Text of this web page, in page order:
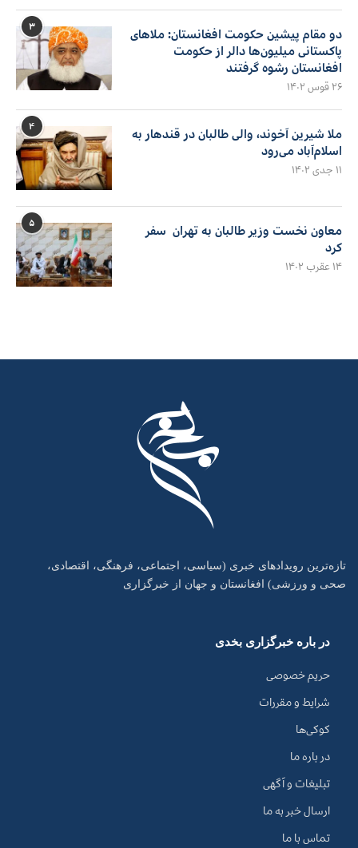
۳
دو مقام پیشین حکومت افغانستان: ملاهای
پاکستانی میلیون‌ها دالر از حکومت
افغانستان رشوه گرفتند
۲۶ قوس ۱۴۰۲
۴
ملا شیرین آخوند، والی طالبان در قندهار به
اسلام‌آباد می‌رود
۱۱ جدی ۱۴۰۲
۵
معاون نخست وزیر طالبان به تهران سفر
کرد
۱۴ عقرب ۱۴۰۲
تازه‌ترین رویدادهای خبری (سیاسی، اجتماعی، فرهنگی، اقتصادی،
صحی و ورزشی) افغانستان و جهان از خبرگزاری
در باره خبرگزاری بخدی
حریم خصوصی
شرایط و مقررات
کوکی‌ها
در باره ما
تبلیغات و آگهی
ارسال خبر به ما
تماس با ما